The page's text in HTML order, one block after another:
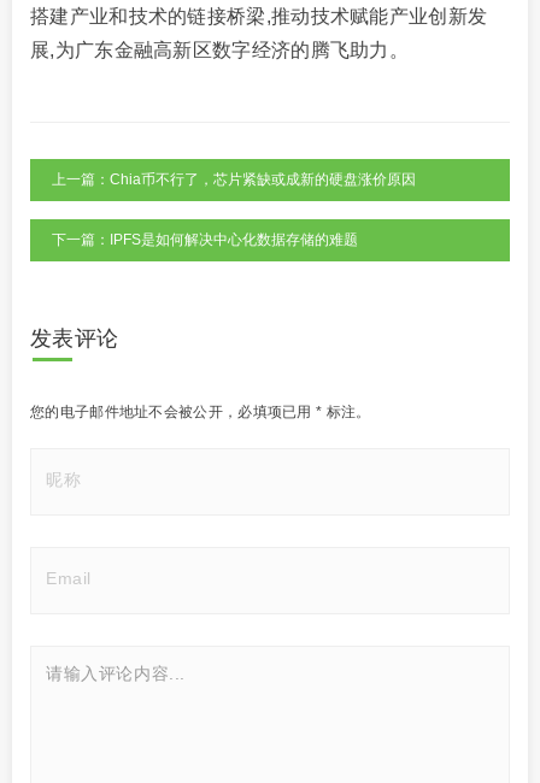
搭建产业和技术的链接桥梁,推动技术赋能产业创新发
展,为广东金融高新区数字经济的腾飞助力。
上一篇：Chia币不行了，芯片紧缺或成新的硬盘涨价原因
下一篇：IPFS是如何解决中心化数据存储的难题
发表评论
您的电子邮件地址不会被公开， 必填项已用* 标注。